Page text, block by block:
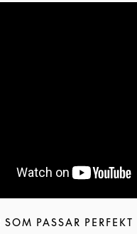
SOM PASSAR PERFEKT